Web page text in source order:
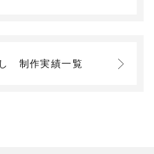
し 制作実績一覧